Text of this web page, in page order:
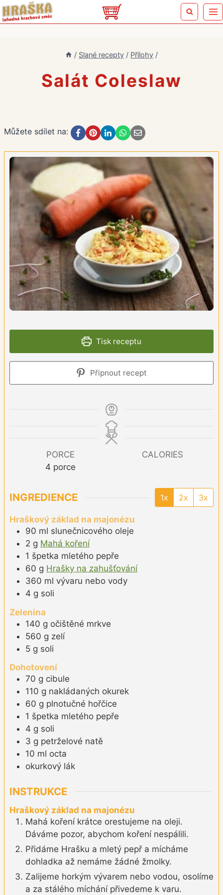
Přeskočit
na
/ Slané recepty / Přílohy /
Salát Coleslaw
Můžete sdílet na:
Tisk receptu
Připnout recept
PORCE
4 porce
CALORIES
INGREDIENCE 1x 2x 3x
Hraškový základ na majonézu
90 ml slunečnicového oleje
2 g Mahá koření
1 špetka mletého pepře
60 g Hrašky na zahušťování
360 ml vývaru nebo vody
4 g soli
Zelenina
140 g očištěné mrkve
560 g zelí
5 g soli
Dohotovení
70 g cibule
110 g nakládaných okurek
60 g plnotučné hořčice
1 špetka mletého pepře
4 g soli
3 g petrželové natě
10 ml octa
okurkový lák
INSTRUKCE
Hraškový základ na majonézu
Mahá koření krátce orestujeme na oleji.
Dáváme pozor, abychom koření nespálili.
Přidáme Hrašku a mletý pepř a mícháme
dohladka až nemáme žádné žmolky.
Zalijeme horkým vývarem nebo vodou, osolíme
a za stálého míchání přivedeme k varu.